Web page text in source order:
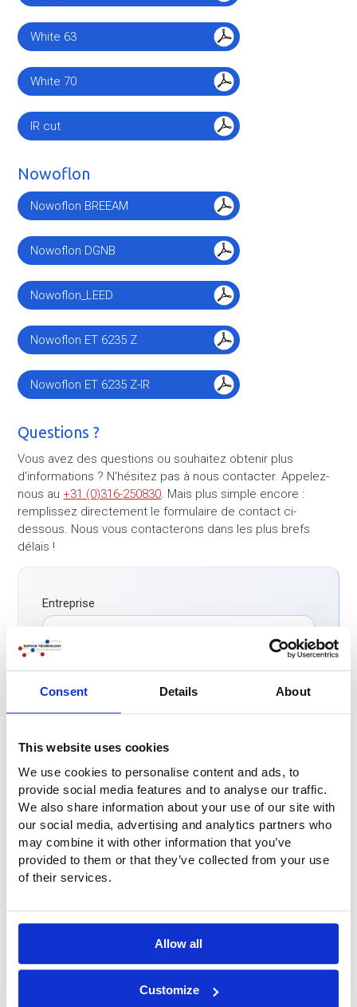
Consent Details About
This website uses cookies
We use cookies to personalise content and ads, to
provide social media features and to analyse our traffic.
We also share information about your use of our site with
our social media, advertising and analytics partners who
may combine it with other information that you’ve
provided to them or that they’ve collected from your use
of their services.
Allow all
Customize
White 63
White 70
IR cut
Nowoflon
Nowoflon BREEAM
Nowoflon DGNB
Nowoflon_LEED
Nowoflon ET 6235 Z
Nowoflon ET 6235 Z-IR
Questions ?
Vous avez des questions ou souhaitez obtenir plus
d'informations ? N'hésitez pas à nous contacter. Appelez-
nous au +31 (0)316-250830. Mais plus simple encore :
remplissez directement le formulaire de contact ci-
dessous. Nous vous contacterons dans les plus brefs
délais !
Entreprise
Personne-contact
Téléphone*
E-mail*
Pays*
LinkedIn / réseaux sociaux
Bouche à oreille